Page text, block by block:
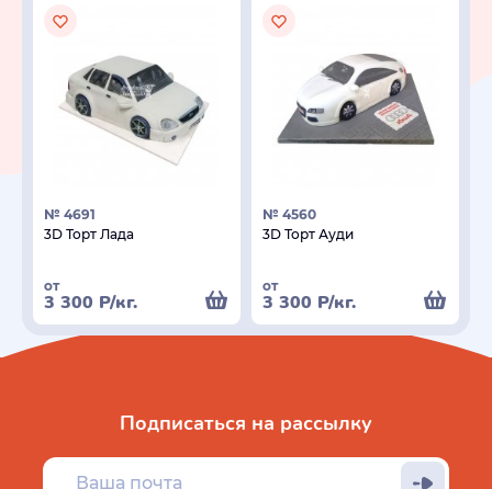
№ 4691
3D Торт Лада
от
3 300 Р/кг.
№ 4560
3D Торт Ауди
от
3 300 Р/кг.
Подписаться на рассылку